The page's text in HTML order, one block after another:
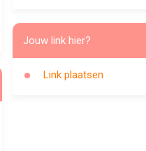
Jouw link hier?
Link plaatsen